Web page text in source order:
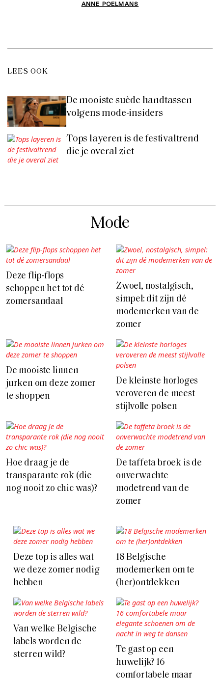
ANNE POELMANS
LEES OOK
De mooiste suède handtassen
volgens mode-insiders
Tops layeren is de festivaltrend
die je overal ziet
Mode
Deze flip-flops
schoppen het tot dé
zomersandaal
Zwoel, nostalgisch,
simpel: dit zijn dé
modemerken van de
zomer
De mooiste linnen
jurken om deze zomer
te shoppen
De kleinste horloges
veroveren de meest
stijlvolle polsen
Hoe draag je de
transparante rok (die
nog nooit zo chic was)?
De taffeta broek is de
onverwachte
modetrend van de
zomer
Deze top is alles wat
we deze zomer nodig
hebben
18 Belgische
modemerken om te
(her)ontdekken
Van welke Belgische
labels worden de
sterren wild?
Te gast op een
huwelijk? 16
comfortabele maar